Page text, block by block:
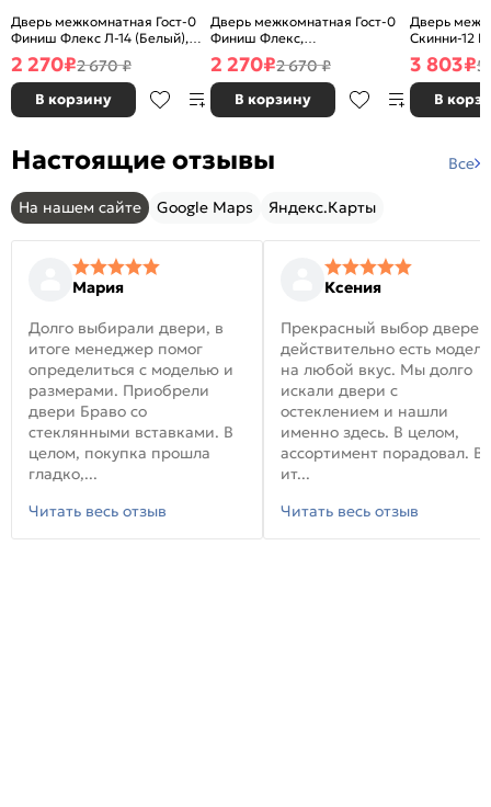
Дверь межкомнатная Гост-0
Финиш Флекс Л-14 (Белый),
глухая, каркасно-щитовая
2 270₽2 670 ₽
В корзину
Дверь межкомнатная Гост-0
Финиш Флекс,
Ламинированные Л-11
(ИталОрех), глухая, каркасно-
щитовая
2 270₽2 670 ₽
В корзину
Дверь
Скинни-12
глухая,
3 803₽5
В
Настоящие отзывы Все
На нашем сайте Google Maps Яндекс.Карты
Мария
Долго выбирали двери, в
итоге менеджер помог
определиться с моделью и
размерами. Приобрели
двери Браво со
стеклянными вставками. В
целом, покупка прошла
гладко,...
Читать весь отзыв
Ксения
Прекрасный выбор
действительно есть модели
на любой вкус. Мы долго
искали двери с
остеклением и нашли
именно здесь. В целом,
ассортимент порадовал. В
ит...
Читать весь отзыв